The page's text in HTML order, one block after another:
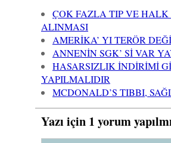
ÇOK FAZLA TIP VE
ALINMASI
AMERİKA’ YI TERÖR
ANNENİN SGK’ Sİ VAR
HASARSIZLIK İNDİRİMİ
YAPILMALIDIR
MCDONALD’S TIBBI,
Yazı için 1 yorum